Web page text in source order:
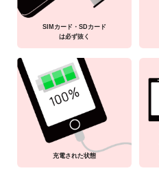
SIMカード・SDカード
は必ず抜く
充電された状態